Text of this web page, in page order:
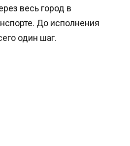
весь город в
До исполнения
один шаг.